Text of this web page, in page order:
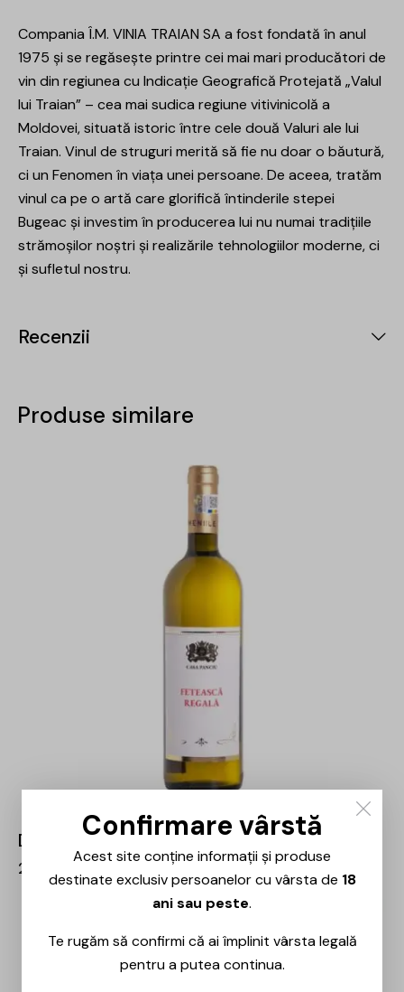
Compania Î.M. VINIA TRAIAN SA a fost fondată în anul
1975 și se regăsește printre cei mai mari producători de
vin din regiunea cu Indicație Geografică Protejată „Valul
lui Traian” – cea mai sudica regiune vitivinicolă a
Moldovei, situată istoric între cele două Valuri ale lui
Traian. Vinul de struguri merită să fie nu doar o băutură,
ci un Fenomen în viața unei persoane. De aceea, tratăm
vinul ca pe o artă care glorifică întinderile stepei
Bugeac și investim în producerea lui nu numai tradițiile
strămoșilor noștri și realizările tehnologiilor moderne, ci
și sufletul nostru.
Recenzii
Produse similare
Domeniile Panciu – Fetească Regală – 0.75L
20,00 lei
Confirmare vârstă
Acest site conține informații și produse
destinate exclusiv persoanelor cu vârsta de 18
ani sau peste.
Te rugăm să confirmi că ai împlinit vârsta legală
pentru a putea continua.